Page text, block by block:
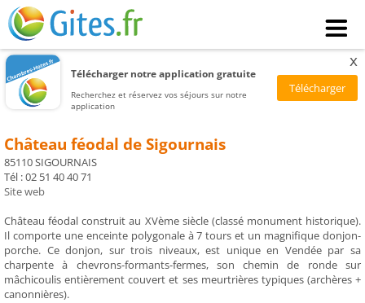
Télécharger notre application gratuite
Recherchez et réservez vos séjours sur notre
application
x
Château féodal de Sigournais
85110 SIGOURNAIS
Tél : 02 51 40 40 71
Site web
Château féodal construit au XVème siècle (classé monument historique).
Il comporte une enceinte polygonale à 7 tours et un magnifique donjon-
porche. Ce donjon, sur trois niveaux, est unique en Vendée par sa
charpente à chevrons-formants-fermes, son chemin de ronde sur
mâchicoulis entièrement couvert et ses meurtrières typiques (archères +
canonnières).